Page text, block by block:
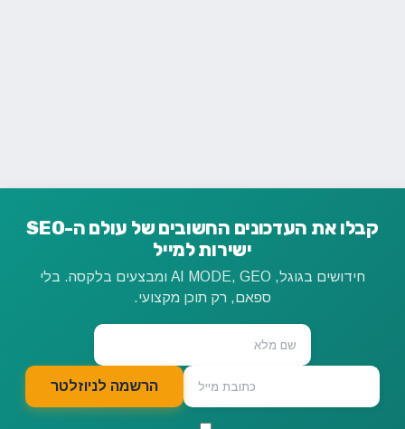
קבלו את העדכונים החשובים של עולם ה-SEO
ישירות למייל
חידושים בגוגל, AI MODE, GEO ומבצעים בלקסה. בלי
ספאם, רק תוכן מקצועי.
הרשמה לניוזלטר